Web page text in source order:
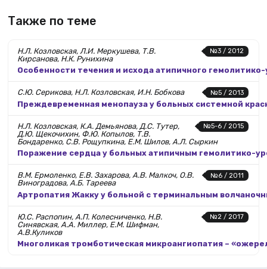
Также по теме
№3 / 2012
Н.Л. Козловская, Л.И. Меркушева, Т.В.
Кирсанова, Н.К. Рунихина
Особенности течения и исхода атипичного
№5 / 2013
С.Ю. Серикова, Н.Л. Козловская, И.Н. Бобкова
Преждевременная менопауза у больных системной
№5-6 / 2015
Н.Л. Козловская, К.А. Демьянова, Д.С. Тутер,
Д.Ю. Щекочихин, Ф.Ю. Копылов, Т.В.
Бондаренко, С.В. Рощупкина, Е.М. Шилов, А.Л. Сыркин
Поражение сердца у больных атипичным гемолитико-
№6 / 2011
В.М. Ермоленко, Е.В. Захарова, А.В. Малкоч, О.В.
Виноградова, А.Б. Тареева
Артропатия Жакку у больной с терминальным
№2 / 2017
Ю.С. Распопин, А.П. Колесниченко, Н.В.
Синявская, А.А. Миллер, Е.М. Шифман,
А.В.Куликов
Многоликая тромботическая микроангиопатия –